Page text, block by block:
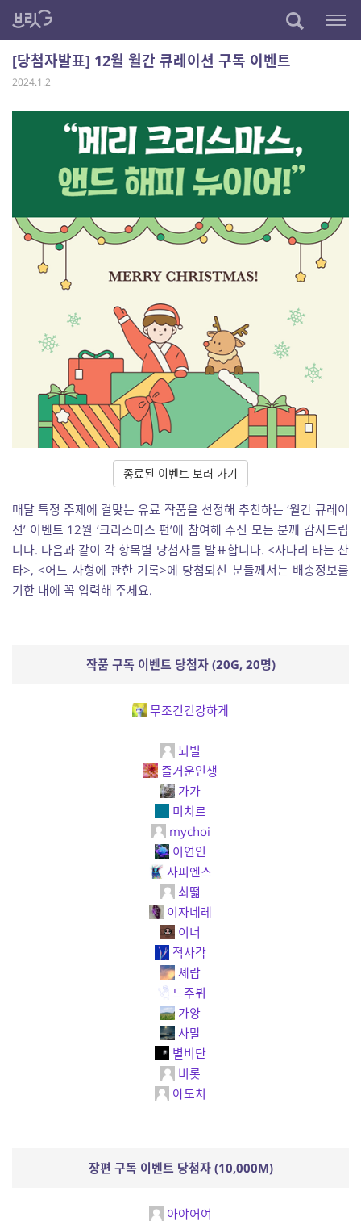
[당첨자발표] 12월 월간 큐레이션 구독 이벤트
2024.1.2
종료된 이벤트 보러 가기
매달 특정 주제에 걸맞는 유료 작품을 선정해 추천하는 ‘월간 큐레이
션’ 이벤트 12월 ‘크리스마스 편’에 참여해 주신 모든 분께 감사드립
니다. 다음과 같이 각 항목별 당첨자를 발표합니다. <사다리 타는 산
타>, <어느 사형에 관한 기록>에 당첨되신 분들께서는 배송정보를
기한 내에 꼭 입력해 주세요.
작품 구독 이벤트 당첨자 (20G, 20명)
무조건건강하게
뇌빌
즐거운인생
가가
미치르
mychoi
이연인
사피엔스
최떫
이자네레
이너
적사각
셰랍
드주뷔
가양
사말
별비단
비롯
아도치
장편 구독 이벤트 당첨자 (10,000M)
아야어여